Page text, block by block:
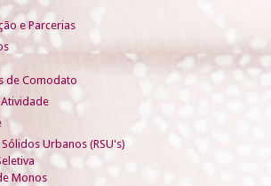
e Parcerias
de Comodato
Urbanos (RSU's)
Monos